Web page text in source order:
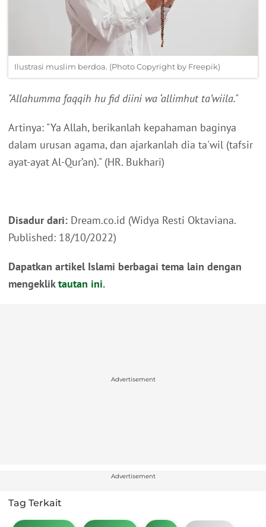
Ilustrasi muslim berdoa. (Photo Copyright by Freepik)
"Allahumma faqqih hu fid diini wa ‘allimhut ta’wiila."
Artinya: "Ya Allah, berikanlah kepahaman baginya
dalam urusan agama, dan ajarkanlah dia ta'wil (tafsir
ayat-ayat Al-Qur’an)." (HR. Bukhari)
Disadur dari: Dream.co.id (Widya Resti Oktaviana.
Published: 18/10/2022)
Dapatkan artikel Islami berbagai tema lain dengan
mengekliktautan ini.
Advertisement
Advertisement
Tag Terkait